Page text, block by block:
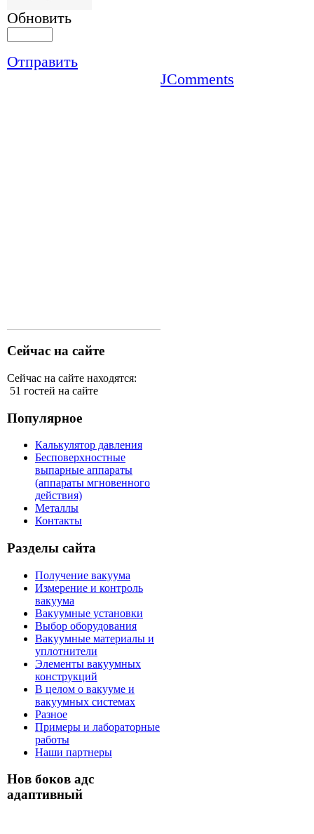
Обновить
Отправить
JComments
Сейчас на сайте
Сейчас на сайте находятся:
51 гостей на сайте
Популярное
Калькулятор давления
Бесповерхностные
выпарные аппараты
(аппараты мгновенного
действия)
Металлы
Контакты
Разделы сайта
Получение вакуума
Измерение и контроль
вакуума
Вакуумные установки
Выбор оборудования
Вакуумные материалы и
уплотнители
Элементы вакуумных
конструкций
В целом о вакууме и
вакуумных системах
Разное
Примеры и лабораторные
работы
Наши партнеры
Нов боков адс
адаптивный